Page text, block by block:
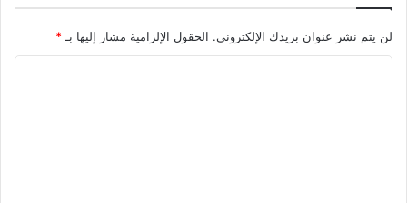
لن يتم نشر عنوان بريدك الإلكتروني. الحقول الإلزامية مشار إليها بـ *